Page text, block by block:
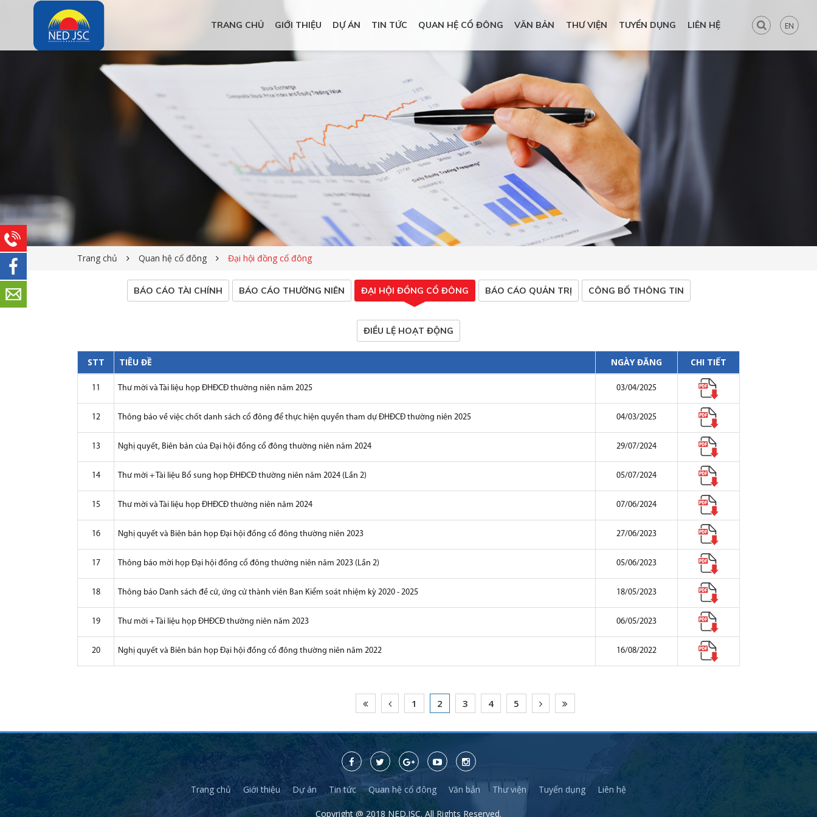
TRANG CHỦ GIỚI THIỆU DỰ ÁN TIN TỨC QUAN HỆ CỔ ĐÔNG VĂN BẢN THƯ VIỆN TUYỂN DỤNG LIÊN HỆ EN
Trang chủ Quan hệ cổ đông Đại hội đồng cổ đông
BÁO CÁO TÀI CHÍNH BÁO CÁO THƯỜNG NIÊN ĐẠI HỘI ĐỒNG CỔ ĐÔNG BÁO CÁO QUẢN TRỊ CÔNG BỐ THÔNG TIN
ĐIỀU LỆ HOẠT ĐỘNG
STT TIÊU ĐỀ NGÀY ĐĂNG CHI TIẾT
11 Thư mời và Tài liệu họp ĐHĐCĐ thường niên năm 2025 03/04/2025
12 Thông báo về việc chốt danh sách cổ đông để thực hiện quyền tham dự ĐHĐCĐ thường niên 2025 04/03/2025
13 Nghị quyết, Biên bản của Đại hội đồng cổ đông thường niên năm 2024 29/07/2024
14 Thư mời + Tài liệu Bổ sung họp ĐHĐCĐ thường niên năm 2024 (Lần 2) 05/07/2024
15 Thư mời và Tài liệu họp ĐHĐCĐ thường niên năm 2024 07/06/2024
16 Nghị quyết và Biên bản họp Đại hội đồng cổ đông thường niên 2023 27/06/2023
17 Thông báo mời họp Đại hội đồng cổ đông thường niên năm 2023 (Lần 2) 05/06/2023
18 Thông báo Danh sách đề cử, ứng cử thành viên Ban Kiểm soát nhiệm kỳ 2020 - 2025 18/05/2023
19 Thư mời + Tài liệu họp ĐHĐCĐ thường niên năm 2023 06/05/2023
20 Nghị quyết và Biên bản họp Đại hội đồng cổ đông thường niên năm 2022 16/08/2022
1 2 3 4 5
Trang chủ Giới thiệu Dự án Tin tức Quan hệ cổ đông Văn bản Thư viện Tuyển dụng Liên hệ
Copyright @ 2018 NED.JSC. All Rights Reserved.